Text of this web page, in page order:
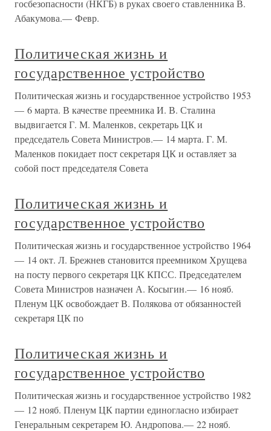
госбезопасности (НКГБ) в руках своего ставленника В.
Абакумова.— Февр.
Политическая жизнь и
государственное устройство
Политическая жизнь и государственное устройство 1953
— 6 марта. В качестве преемника И. В. Сталина
выдвигается Г. М. Маленков, секретарь ЦК и
председатель Совета Министров.— 14 марта. Г. М.
Маленков покидает пост секретаря ЦК и оставляет за
собой пост председателя Совета
Политическая жизнь и
государственное устройство
Политическая жизнь и государственное устройство 1964
— 14 окт. Л. Брежнев становится преемником Хрущева
на посту первого секретаря ЦК КПСС. Председателем
Совета Министров назначен А. Косыгин.— 16 нояб.
Пленум ЦК освобождает В. Полякова от обязанностей
секретаря ЦК по
Политическая жизнь и
государственное устройство
Политическая жизнь и государственное устройство 1982
— 12 нояб. Пленум ЦК партии единогласно избирает
Генеральным секретарем Ю. Андропова.— 22 нояб.